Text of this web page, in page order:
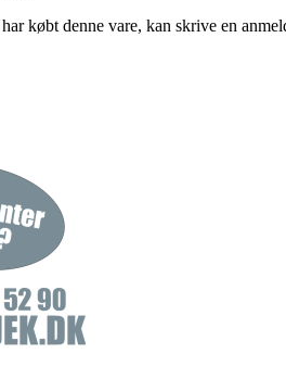
købt denne vare, kan skrive en